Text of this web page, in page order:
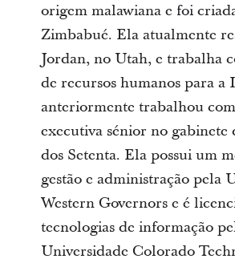
origem malawiana e foi
Zimbabué. Ela atualmente
Jordan, no Utah, e trabalha
de recursos humanos para a
anteriormente trabalhou
executiva sénior no
dos Setenta. Ela possui um
gestão e administração pela
Western Governors e é
tecnologias de informação
Universidade Colorado